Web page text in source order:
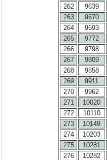
262
9639
263
9670
264
9693
265
9772
266
9798
267
9809
268
9858
269
9911
270
9962
271
10020
272
10110
273
10149
274
10203
275
10281
276
10282